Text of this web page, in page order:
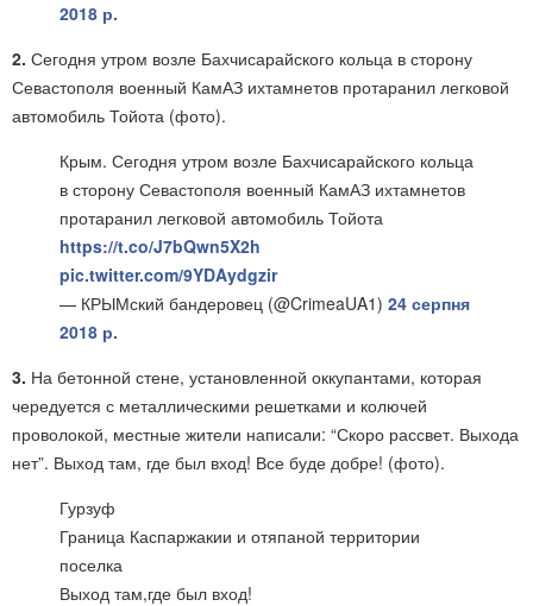
2018 р.
2. Сегодня утром возле Бахчисарайского кольца в сторону
Севастополя военный КамАЗ ихтамнетов протаранил легковой
автомобиль Тойота (фото).
Крым. Сегодня утром возле Бахчисарайского кольца
в сторону Севастополя военный КамАЗ ихтамнетов
протаранил легковой автомобиль Тойота
https://t.co/J7bQwn5X2h
pic.twitter.com/9YDAydgzir
— КРЫМский бандеровец (@CrimeaUA1) 24 серпня
2018 р.
3. На бетонной стене, установленной оккупантами, которая
чередуется с металлическими решетками и колючей
проволокой, местные жители написали: “Скоро рассвет. Выхода
нет”. Выход там, где был вход! Все буде добре! (фото).
Гурзуф
Граница Каспаржакии и отяпаной территории
поселка
Выход там,где был вход!